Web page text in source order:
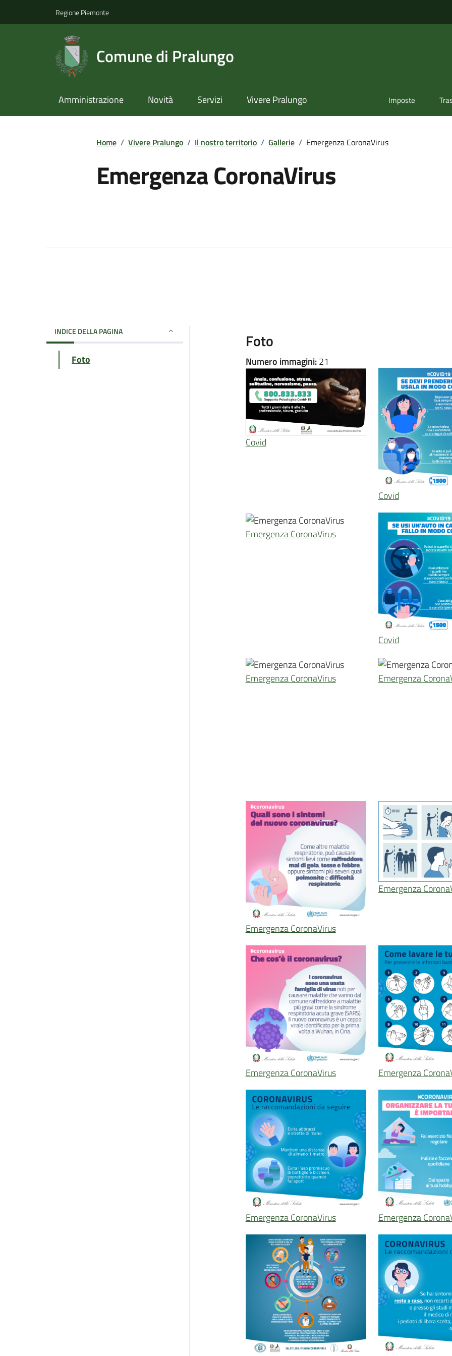
Regione Piemonte
Comune di Pralungo
Amministrazione Novità Servizi Vivere Pralungo Imposte
Home / Vivere Pralungo / Il nostro territorio / Gallerie / Emergenza CoronaVirus
Emergenza CoronaVirus
INDICE DELLA PAGINA
Foto
Foto
Numero immagini:21
Covid
Covid
Emergenza CoronaVirus
Covid
Emergenza CoronaVirus Emergenza
Emergenza CoronaVirus
Emergenza
Emergenza CoronaVirus Emergenza
Emergenza CoronaVirus Emergenza